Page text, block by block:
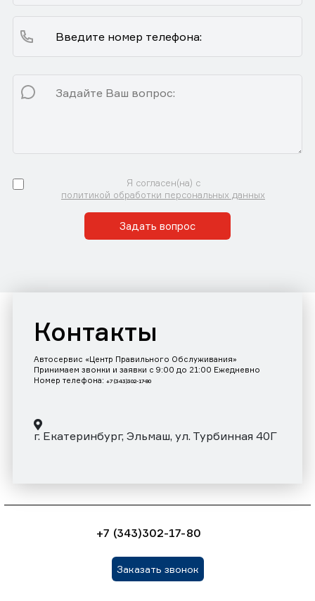
Я согласен(на) с
политикой обработки персональных данных
Задать вопрос
Контакты
Автосервис «Центр Правильного Обслуживания»
Принимаем звонки и заявки с 9:00 до 21:00 Ежедневно
Номер телефона: +7 (343)302-17-80
г. Екатеринбург, Эльмаш, ул. Турбинная 40Г
+7 (343)302-17-80
Заказать звонок